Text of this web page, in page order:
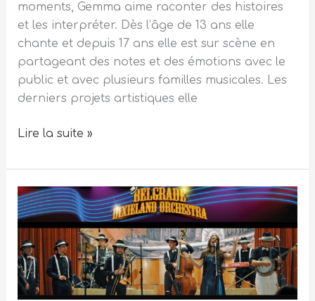
moments, Gemma aime raconter des histoires
et les interpréter. Dès l’âge de 13 ans elle
chante et depuis 17 ans elle est sur scène en
partageant des notes et des émotions avec le
public et avec plusieurs familles musicales. Les
derniers projets artistiques elle
Lire la suite »
The
Belgrade
Dixieland
Orchestra